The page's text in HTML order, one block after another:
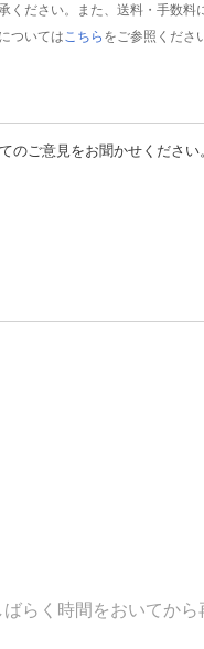
ださい。また、送料・手数料
ついては こちら をご参照くださ
のご意見をお聞かせください
らく時間をおいてから